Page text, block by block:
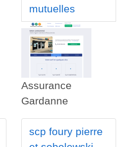
mutuelles
Assurance
Gardanne
scp foury pierre